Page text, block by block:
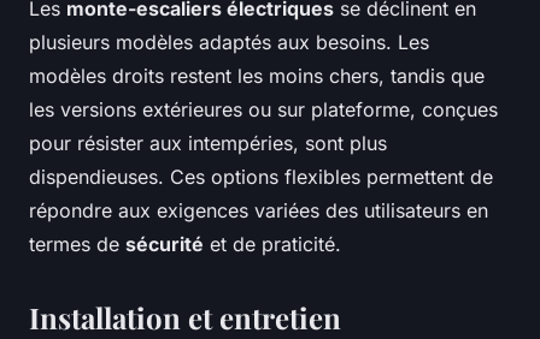
Les monte-escaliers électriques se déclinent en
plusieurs modèles adaptés aux besoins. Les
modèles droits restent les moins chers, tandis que
les versions extérieures ou sur plateforme, conçues
pour résister aux intempéries, sont plus
dispendieuses. Ces options flexibles permettent de
répondre aux exigences variées des utilisateurs en
termes de sécurité et de praticité.
Installation et entretien